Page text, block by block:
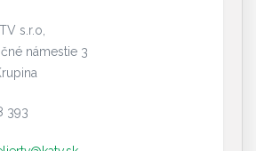
s.r.o,
námestie 3
393